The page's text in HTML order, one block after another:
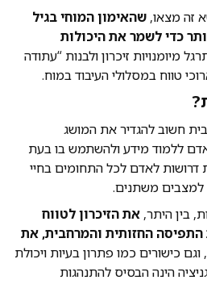
זה מצאו, שהאימון המוחי בגיל
כדי לשמר את היכולות
מיומנויות זיכרון ולבנות “עתודה
טווח במסלולי העיבוד במוח.
חשוב להגדיר את המושג
ללמוד מידע ולהשתמש בו בעת
דרושות לאדם לכל התחומים בחיי
למצבים משתנים.
בין היתר, את הזיכרון לטווח
התפיסה החזותית והמרחבית, את
, וגם כישורים כמו פתרון בעיות ויכולת
הינה הבסיס להתנהגות